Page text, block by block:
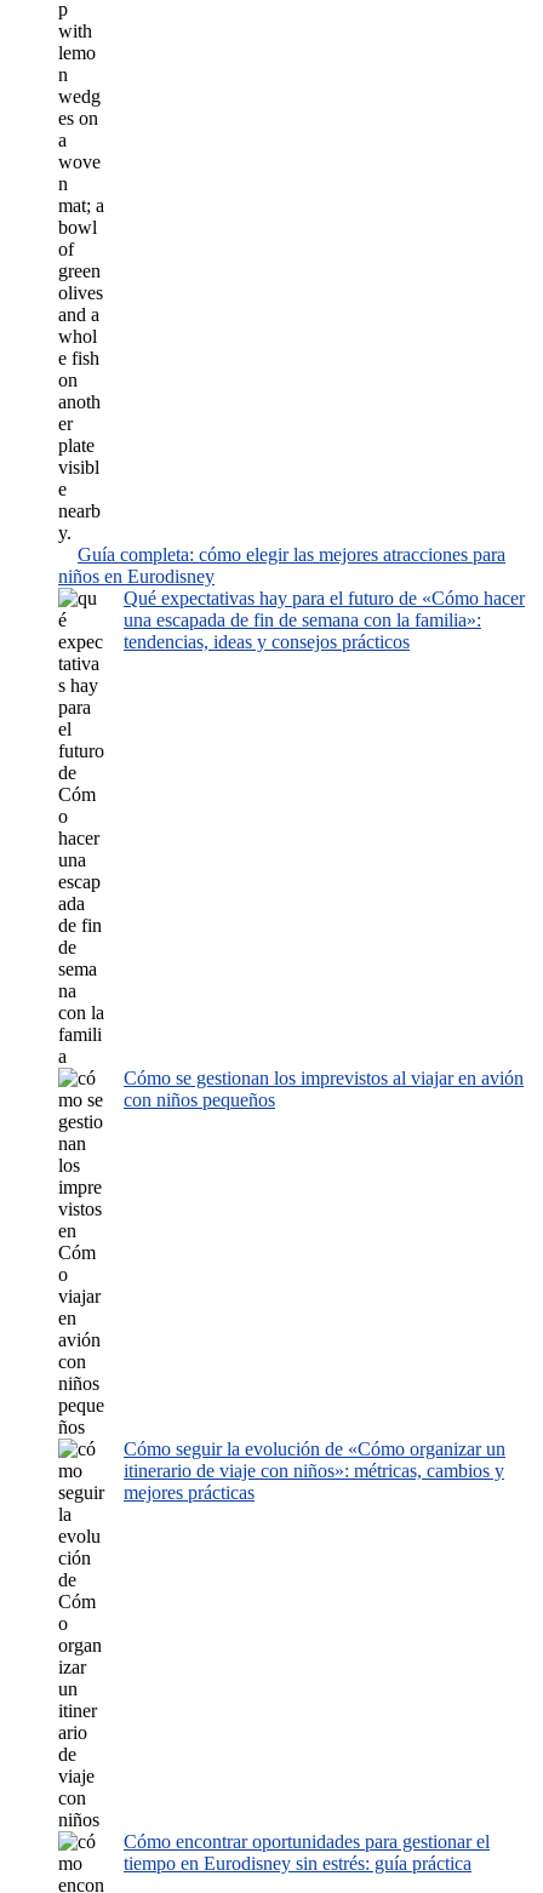
Guía completa: cómo elegir las mejores atracciones para
niños en Eurodisney
Qué expectativas hay para el futuro de «Cómo hacer
una escapada de fin de semana con la familia»:
tendencias, ideas y consejos prácticos
Cómo se gestionan los imprevistos al viajar en avión
con niños pequeños
Cómo seguir la evolución de «Cómo organizar un
itinerario de viaje con niños»: métricas, cambios y
mejores prácticas
Cómo encontrar oportunidades para gestionar el
tiempo en Eurodisney sin estrés: guía práctica